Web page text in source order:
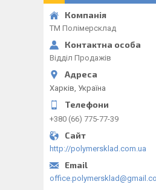
ТМ Полімерсклад
Відділ Продажів
Харків, Україна
+380 (66) 775-77-39
http://polymersklad.com.ua